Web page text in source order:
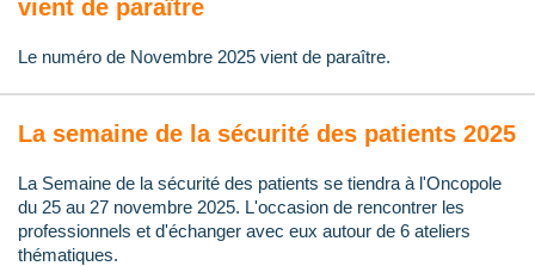
vient de paraître
Le numéro de Novembre 2025 vient de paraître.
La semaine de la sécurité des patients 2025
La Semaine de la sécurité des patients se tiendra à l'Oncopole
du 25 au 27 novembre 2025. L'occasion de rencontrer les
professionnels et d'échanger avec eux autour de 6 ateliers
thématiques.